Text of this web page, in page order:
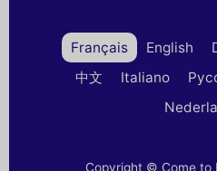
Français English
中文
Italiano
Copyright © Come to